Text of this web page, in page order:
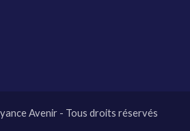
Avenir - Tous droits réservés